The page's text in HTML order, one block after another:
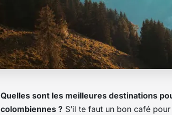
Quelles sont les meilleures destinations
colombiennes ? S’il te faut un bon café